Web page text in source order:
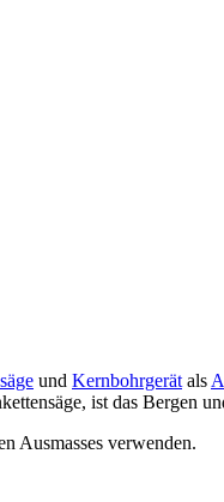
und Kernbohrgerät als
ist das Bergen
Ausmasses verwenden.